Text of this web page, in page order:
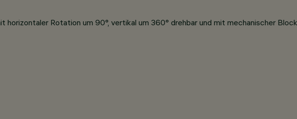
horizontaler Rotation um 90°, vertikal um 360° drehbar und mit mechanischer